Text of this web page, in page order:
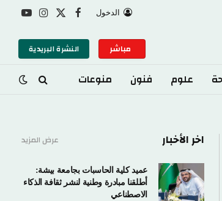
الدخول فيسبوك الانستغراميوتيوب
النشرة البريدية
علوم فنون منوعات
اخر الأخبار عرض المزيد
عميد كلية الحاسبات بجامعة بيشة:
أطلقنا مبادرة وطنية لنشر ثقافة الذكاء
الاصطناعي